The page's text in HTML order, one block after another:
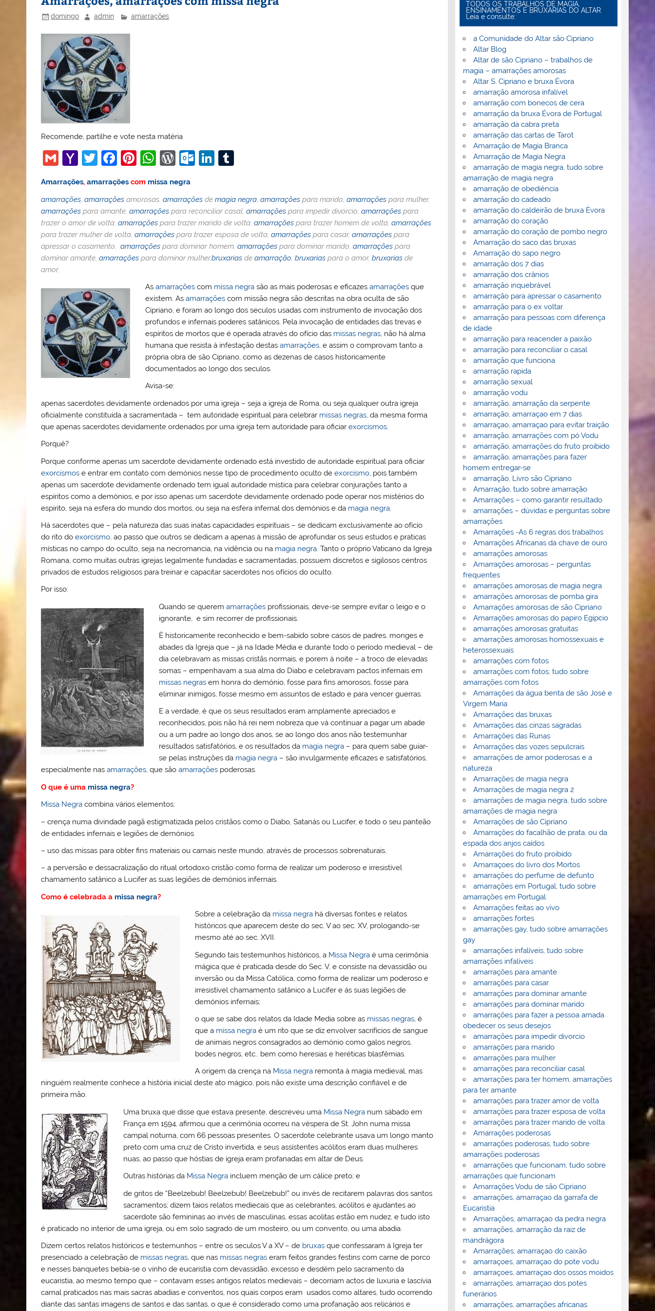
domingo admin amarrações
Recomende, partilhe e vote nesta matéria
G
ai
l
Y
h
o
o
M
ai
T
itt
er
F
c
e
b
o
o
k
Pi
er
e
st
W
at
s
A
p
p
W
d
Pr
e
ss
O
o
k.
c
o
Li
e
dI
n
bl
r
Amarrações,amarrações com missa negra
amarrações ,amarrações amorosas,amarrações demagia negra ,amarrações para marido,amarrações para mulher,
amarrações para amante,amarrações para reconciliar casal,amarrações para impedir divorcio,amarrações para
trazer o amor de volta,amarrações para trazer marido de volta,amarrações para trazer homem de volta,amarrações
para trazer mulher de volta,amarrações para trazer esposa de volta,amarrações para casar,amarrações para
apressar o casamento,amarrações para dominar homem,amarrações para dominar marido,amarrações para
dominar amante,amarrações para dominar mulher,bruxarias deamarração ,bruxarias para o amor,bruxarias de
amor,
As amarraçõescom missa negrasão as mais poderosas e eficazes amarraçõesque
existem. As amarraçõescom missão negra são descritas na obra oculta de são
Cipriano, e foram ao longo dos seculos usadas com instrumento de invocação dos
profundos e infernais poderes satânicos. Pela invocação de entidades das trevas e
espíritos de mortos que é operada através do ofício das missas negras, não há alma
humana que resista á infestação destas amarrações, e assim o comprovam tanto a
própria obra de são Cipriano, como as dezenas de casos historicamente
documentados ao longo dos seculos.
Avisa-se:
apenas sacerdotes devidamente ordenados por uma igreja – seja a igreja de Roma, ou seja qualquer outra igreja
oficialmente constituída a sacramentada – tem autoridade espiritual para celebrar missas negras, da mesma forma
que apenas sacerdotes devidamente ordenados por uma igreja tem autoridade para oficiarexorcismos.
Porquê?
Porque conforme apenas um sacerdote devidamente ordenado está investido de autoridade espiritual para oficiar
exorcismos e entrar em contato com demónios nesse tipo de procedimento oculto deexorcismo , pois também
apenas um sacerdote devidamente ordenado tem igual autoridade mística para celebrar conjurações tanto a
espíritos como a demónios, e por isso apenas um sacerdote devidamente ordenado pode operar nos mistérios do
espirito, seja na esfera do mundo dos mortos, ou seja na esfera infernal dos demónios e da magia negra
Há sacerdotes que – pela natureza das suas inatas capacidades espirituais – se dedicam exclusivamente ao ofício
do rito doexorcismo, ao passo que outros se dedicam a apenas á missão de aprofundar os seus estudos e praticas
místicas no campo do oculto, seja na necromancia, na vidência ou na magia negra. Tanto o próprio Vaticano da Igreja
Romana, como muitas outras igrejas legalmente fundadas e sacramentadas, possuem discretos e sigilosos centros
privados de estudos religiosos para treinar e capacitar sacerdotes nos ofícios do oculto.
Por isso:
Quando se querem amarraçõesprofissionais, deve-se sempre evitar o leigo e o
ignorante, e sim recorrer de profissionais.
È historicamente reconhecido e bem-sabido sobre casos de padres, monges e
abades da Igreja que – já na Idade Média e durante todo o período medieval – de
dia celebravam as missas cristãs normais, e porem á noite – a troco de elevadas
somas – empenhavam a sua alma do Diabo e celebravam pactos infernais em
missas negrasem honra do demónio, fosse para fins amorosos, fosse para
eliminar inimigos, fosse mesmo em assuntos de estado e para vencer guerras.
E a verdade, é que os seus resultados eram amplamente apreciados e
reconhecidos, pois não há rei nem nobreza que vá continuar a pagar um abade
ou a um padre ao longo dos anos, se ao longo dos anos não testemunhar
resultados satisfatórios, e os resultados da magia negra– para quem sabe guiar-
se pelas instruções da magia negra– são invulgarmente eficazes e satisfatórios,
especialmente nasamarrações, que sãoamarrações poderosas.
O que é uma missa negra?
Missa Negra combina vários elementos:
– crença numa divindade pagã estigmatizada pelos cristãos como o Diabo, Satanás ou Lucifer, e todo o seu panteão
de entidades infernais e legiões de demónios
– uso das missas para obter fins materiais ou carnais neste mundo, através de processos sobrenaturais,
– a perversão e dessacralização do ritual ortodoxo cristão como forma de realizar um poderoso e irresistível
chamamento satânico a Lucifer as suas legiões de demónios infernais.
Como é celebrada a missa negra?
Sobre a celebração da missa negrahá diversas fontes e relatos
históricos que aparecem deste do sec. V ao sec. XV, prologando-se
mesmo até ao sec. XVII.
Segundo tais testemunhos históricos, a Missa Negraé uma cerimônia
mágica que é praticada desde do Sec. V, e consiste na devassidão ou
inversão ou da Missa Católica, como forma de realizar um poderoso e
irresistível chamamento satânico a Lucifer e ás suas legiões de
demónios infernais;
o que se sabe dos relatos da Idade Media sobre as missas negras, é
que a missa negraé um rito que se diz envolver sacrifícios de sangue
de animais negros consagrados ao demónio como galos negros,
bodes negros, etc.. bem como heresias e heréticas blasfêmias.
A origem da crença na Missa negraremonta à magia medieval, mas
ninguém realmente conhece a história inicial deste ato mágico, pois não existe uma descrição confiável e de
primeira mão.
Uma bruxa que disse que estava presente, descreveu uma Missa Negranum sábado em
França em 1594, afirmou que a cerimônia ocorreu na véspera de St. John numa missa
campal noturna, com 66 pessoas presentes. O sacerdote celebrante usava um longo manto
preto com uma cruz de Cristo invertida, e seus assistentes acólitos eram duas mulheres
nuas, ao passo que hóstias de igreja eram profanadas em altar de Deus.
Outras histórias da Missa Negraincluem menção de um cálice preto; e
de gritos de “Beelzebub! Beelzebub! Beelzebub!” ou invés de recitarem palavras dos santos
sacramentos; dizem taios relatos mediecais que as celebrantes, acólitos e ajudantes ao
sacerdote são femininas ao invés de masculinas, essas acolitas estão em nudez, e tudo isto
é praticado no interior de uma igreja, ou em solo sagrado de um mosteiro, ou um convento, ou uma abadia.
Dizem certos relatos históricos e testemunhos – entre os seculos V a XV – de bruxas que confessaram á Igreja ter
presenciado a celebração de missas negras, que nas missas negras eram feitos grandes festins com carne de porco
e nesses banquetes bebia-se o vinho de eucaristia com devassidão, excesso e desdém pelo sacramento da
eucaristia, ao mesmo tempo que – contavam esses antigos relatos medievais – decorriam actos de luxuria e lascívia
carnal praticados nas mais sacras abadias e conventos, nos quais corpos eram usados ​​como altares, tudo ocorrendo
diante das santas imagens de santos e das santas, o que é considerado como uma profanação aos relicários e
TODOS OS TRABALHOS DE MAGIA,
ENSINAMENTOS E BRUXARIAS DO ALTAR.
Leia e consulte:
a Comunidade do Altar são Cipriano
Altar Blog
Altar de são Cipriano – trabalhos de
magia – amarrações amorosas
Altar S. Cipriano e bruxa Évora
amarração amorosa infalível
amarração com bonecos de cera
amarração da bruxa Évora de Portugal
amarração da cabra preta
amarração das cartas de Tarot
Amarração de Magia Branca
Amarração de Magia Negra
amarração de magia negra, tudo sobre
amarração de magia negra
amarração de obediência
amarração do cadeado
amarração do caldeirão de bruxa Èvora
amarração do coração
amarração do coração de pombo negro
Amarração do saco das bruxas
Amarração do sapo negro
amarração dos 7 dias
amarração dos crânios
amarração inquebrável
amarração para apressar o casamento
amarração para o ex voltar
amarração para pessoas com diferença
de idade
amarração para reacender a paixão
amarração para reconciliar o casal
amarração que funciona
amarração rapida
amarração sexual
amarração vodu
amarração, amarração da serpente
amarração, amarraçao em 7 dias
amarraçao, amarraçao para evitar traição
amarração, amarrações com pó Vodu
amarração, amarrações do fruto proibido
amarração, amarrações para fazer
homem entregar-se
amarração, Livro são Cipriano
Amarração, tudo sobre amarração
Amarrações – como garantir resultado
amarrações – dúvidas e perguntas sobre
amarrações
Amarrações -As 6 regras dos trabalhos
Amarrações Africanas da chave de ouro
amarrações amorosas
Amarrações amorosas – perguntas
frequentes
amarrações amorosas de magia negra
amarrações amorosas de pomba gira
Amarrações amorosas de são Cipriano
Amarrações amorosas do papiro Egipcio
amarrações amorosas gratuitas
amarrações amorosas homossexuais e
heterossexuais
amarrações com fotos
amarrações com fotos, tudo sobre
amarrações com fotos
Amarrações da água benta de são José e
Virgem Maria
Amarrações das bruxas
Amarrações das cinzas sagradas
Amarrações das Runas
Amarrações das vozes sepulcrais
amarrações de amor poderosas e a
natureza
Amarrações de magia negra
Amarrações de magia negra 2
amarrações de magia negra, tudo sobre
amarrações de magia negra
Amarrações de são Cipriano
Amarrações do facalhão de prata, ou da
espada dos anjos caídos
Amarrações do fruto proibido
Amarraçoes do livro dos Mortos
amarrações do perfume de defunto
amarrações em Portugal, tudo sobre
amarrações em Portugal
Amarrações feitas ao vivo
amarrações fortes
amarrações gay, tudo sobre amarrações
gay
amarrações infalíveis, tudo sobre
amarrações infalíveis
amarrações para amante
amarrações para casar
amarrações para dominar amante
amarrações para dominar marido
amarrações para fazer a pessoa amada
obedecer os seus desejos
amarrações para impedir divorcio
amarrações para marido
amarrações para mulher
amarrações para reconciliar casal
amarrações para ter homem, amarrações
para ter amante
amarrações para trazer amor de volta
amarrações para trazer esposa de volta
amarrações para trazer marido de volta
Amarrações poderosas
amarrações poderosas, tudo sobre
amarrações poderosas
amarrações que funcionam, tudo sobre
amarrações que funcionam
Amarrações Vodu de são Cipriano
amarrações, amarraçao da garrafa de
Eucaristia
Amarrações, amarraçao da pedra negra
amarrações, amarração da raiz de
mandrágora
Amarrações, amarraçao do caixão
amarraçoes, amarraçao do pote vodu
amarraçoes, amarraçao dos ossos moidos
amarrações, amarraçao dos potes
funerários
amarrações, amarrações africanas